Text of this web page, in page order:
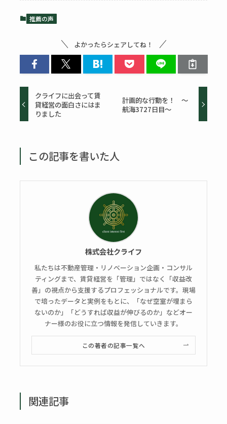
推薦の声
よかったらシェアしてね！
クライフに出会って賃
貸経営の面白さにはま
りました
計画的な行動を！ ～
航海3727日目～
この記事を書いた人
株式会社クライフ
私たちは不動産管理・リノベーション企画・コンサル
ティングまで、賃貸経営を「管理」ではなく「収益改
善」の視点から支援するプロフェッショナルです。現場
で培ったデータと実例をもとに、「なぜ空室が埋まら
ないのか」「どうすれば収益が伸びるのか」などオー
ナー様のお役に立つ情報を発信していきます。
この著者の記事一覧へ
関連記事